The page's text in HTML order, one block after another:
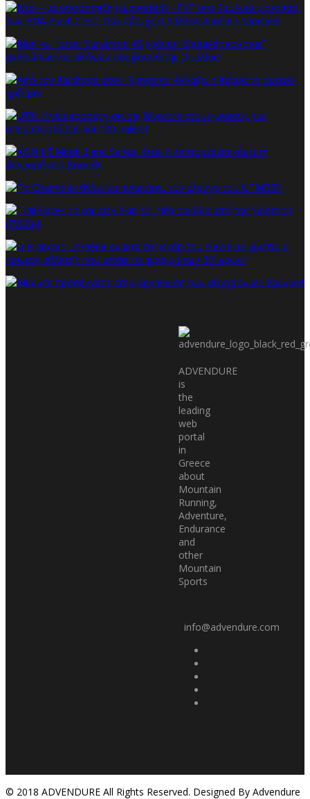
ADVENDURE
is
the
leading
web
portal
in
Greece
about
Mountain
Running,
Adventure,
Endurance
and
other
Mountain
Sports
info@advendure.com
© 2018 ADVENDURE All Rights Reserved. Designed By Advendure